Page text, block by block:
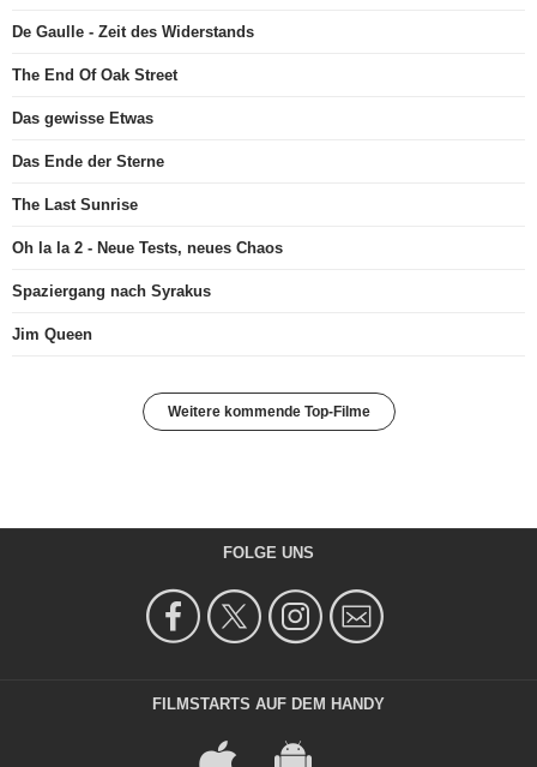
De Gaulle - Zeit des Widerstands
The End Of Oak Street
Das gewisse Etwas
Das Ende der Sterne
The Last Sunrise
Oh la la 2 - Neue Tests, neues Chaos
Spaziergang nach Syrakus
Jim Queen
Weitere kommende Top-Filme
FOLGE UNS
FILMSTARTS AUF DEM HANDY